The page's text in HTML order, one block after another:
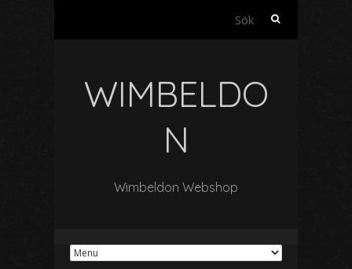
Sök
WIMBELDO
N
Wimbeldon Webshop